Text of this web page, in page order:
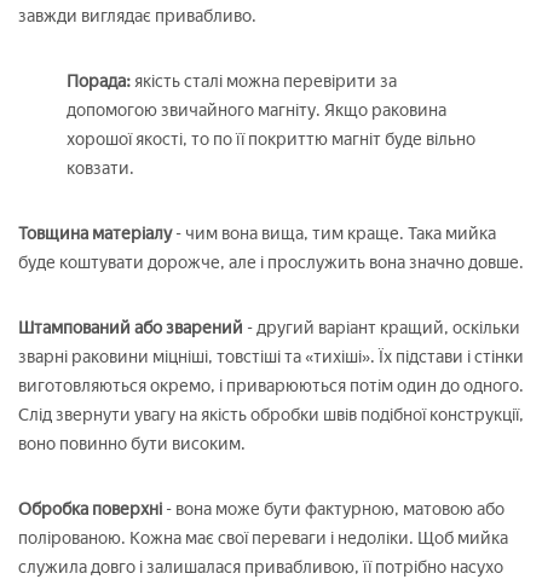
завжди виглядає привабливо.
Порада:якість сталі можна перевірити за
допомогою звичайного магніту. Якщо раковина
хорошої якості, то по її покриттю магніт буде вільно
ковзати.
Товщина матеріалу- чим вона вища, тим краще. Така мийка
буде коштувати дорожче, але і прослужить вона значно довше.
Штампований або зварений - другий варіант кращий, оскільки
зварні раковини міцніші, товстіші та «тихіші». Їх підстави і стінки
виготовляються окремо, і приварюються потім один до одного.
Слід звернути увагу на якість обробки швів подібної конструкції,
воно повинно бути високим.
Обробка поверхні - вона може бути фактурною, матовою або
полірованою. Кожна має свої переваги і недоліки. Щоб мийка
служила довго і залишалася привабливою, її потрібно насухо